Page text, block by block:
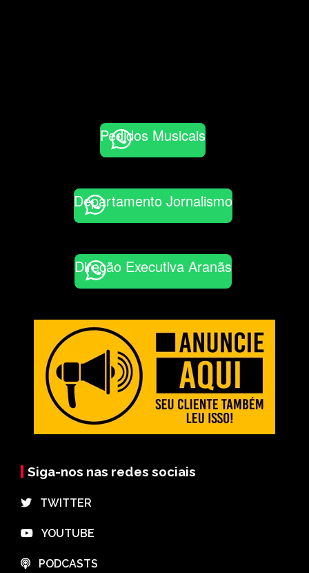
Pedidos Musicais
Departamento Jornalismo
Direção Executiva Aranãs
Siga-nos nas redes sociais
⠀TWITTER
⠀YOUTUBE
⠀PODCASTS